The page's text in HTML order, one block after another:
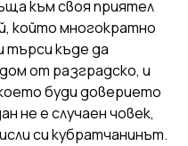
към своя приятел
който многократно
търси къде да
от разградско, и
буди доверието
не е случаен човек,
си кубратчанинът.